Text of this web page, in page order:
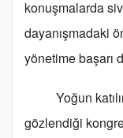
konuşmalarda
dayanışmadaki
yönetime başarı
Yoğun
gözlendiği